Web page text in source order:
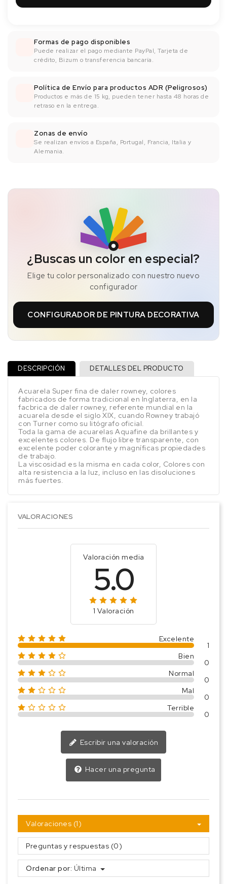
Formas de pago disponibles
Puede realizar el pago mediante PayPal, Tarjeta de
crédito, Bizum o transferencia bancaría.
Política de Envío para productos ADR (Peligrosos)
Productos e más de 15 kg, pueden tener hasta 48 horas de
retraso en la entrega.
Zonas de envío
Se realizan envíos a España, Portugal, Francia, Italia y
Alemania.
¿Buscas un color en especial?
Elige tu color personalizado con nuestro nuevo
configurador
CONFIGURADOR DE PINTURA DECORATIVA
DESCRIPCIÓN DETALLES DEL PRODUCTO
Acuarela Super fina de daler rowney, colores
fabricados de forma tradicional en Inglaterra, en la
facbrica de daler rowney, referente mundial en la
acuarela desde el siglo XIX, cuando Rowney trabajó
con Turner como su litógrafo oficial.
Toda la gama de acuarelas Aquafine da brillantes y
excelentes colores. De flujo libre transparente, con
excelente poder colorante y magníficas propiedades
de trabajo.
La viscosidad es la misma en cada color, Colores con
alta resistencia a la luz, incluso en las disoluciones
más fuertes.
VALORACIONES
Valoración media
5.0
1 Valoración
Excelente
1
Bien
0
Normal
0
Mal
0
Terrible
0
Escribir una valoración
Hacer una pregunta
Valoraciones (1)
Preguntas y respuestas (0)
Ordenar por: Última